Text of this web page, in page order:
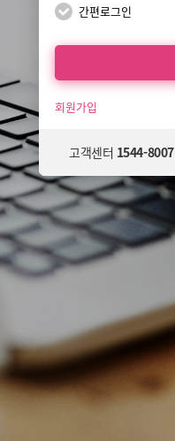
간편로그인
회원가입
고객센터 1544-8007